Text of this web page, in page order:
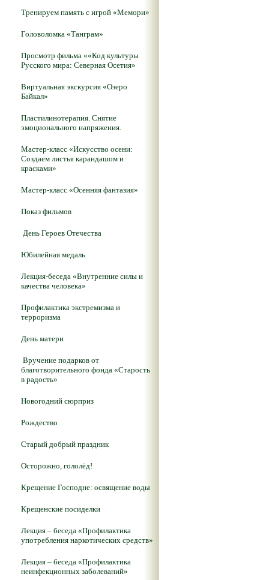
Тренируем память с игрой «Мемори»
Головоломка «Танграм»
Просмотр фильма ««Код культуры
Русского мира: Северная Осетия»
Виртуальная экскурсия «Озеро
Байкал»
Пластилинотерапия. Снятие
эмоционального напряжения.
Мастер-класс «Искусство осени:
Создаем листья карандашом и
красками»
Мастер-класс «Осенняя фантазия»
Показ фильмов
День Героев Отечества
Юбилейная медаль
Лекция-беседа «Внутренние силы и
качества человека»
Профилактика экстремизма и
терроризма
День матери
Вручение подарков от
благотворительного фонда «Старость
в радость»
Новогодний сюрприз
Рождество
Старый добрый праздник
Осторожно, гололёд!
Крещение Господне: освящение воды
Крещенские посиделки
Лекция – беседа «Профилактика
употребления наркотических средств»
Лекция – беседа «Профилактика
неинфекционных заболеваний»